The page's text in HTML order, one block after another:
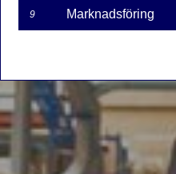
9 Marknadsföring